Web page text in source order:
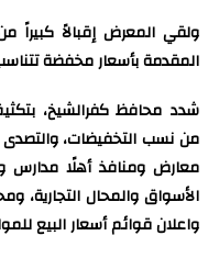
ولقي المعرض إقبالاً كبيراً
المقدمة بأسعار مخفضة
شدد محافظ كفرالشيخ،
من نسب التخفيضات، والتصدى
معارض ومنافذ أهلًا مدارس
الأسواق والمحال التجارية،
واعلان قوائم أسعار البيع